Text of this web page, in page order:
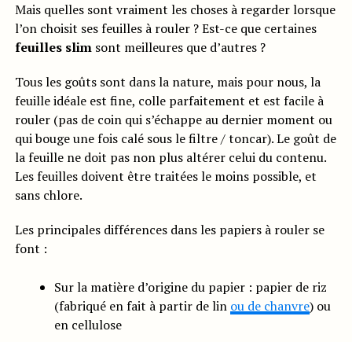
Mais quelles sont vraiment les choses à regarder lorsque
l’on choisit ses feuilles à rouler ? Est-ce que certaines
feuilles slimsont meilleures que d’autres ?
Tous les goûts sont dans la nature, mais pour nous, la
feuille idéale est fine, colle parfaitement et est facile à
rouler (pas de coin qui s’échappe au dernier moment ou
qui bouge une fois calé sous le filtre / toncar). Le goût de
la feuille ne doit pas non plus altérer celui du contenu.
Les feuilles doivent être traitées le moins possible, et
sans chlore.
Les principales différences dans les papiers à rouler se
font :
Sur la matière d’origine du papier : papier de riz
(fabriqué en fait à partir de lin ou de chanvre) ou
en cellulose